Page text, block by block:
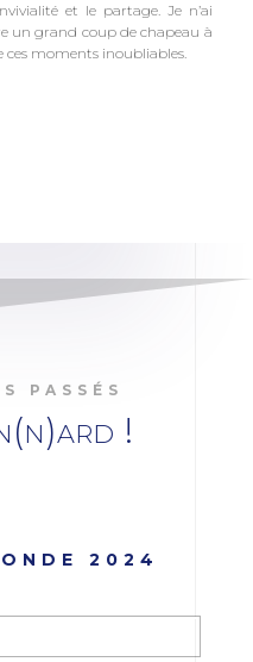
et le partage. Je n’ai
un grand coup de chapeau à
moments inoubliables.
PASSÉS
!
2024